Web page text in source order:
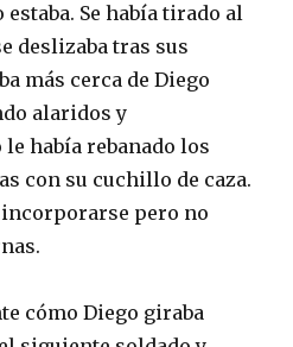
Se había tirado al
deslizaba tras sus
más cerca de Diego
alaridos y
había rebanado los
con su cuchillo de caza.
pero no
cómo Diego giraba